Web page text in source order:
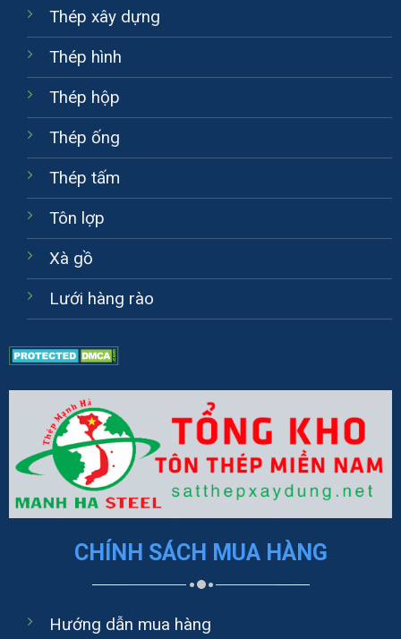
Thép xây dựng
Thép hình
Thép hộp
Thép ống
Thép tấm
Tôn lợp
Xà gồ
Lưới hàng rào
CHÍNH SÁCH MUA HÀNG
Hướng dẫn mua hàng